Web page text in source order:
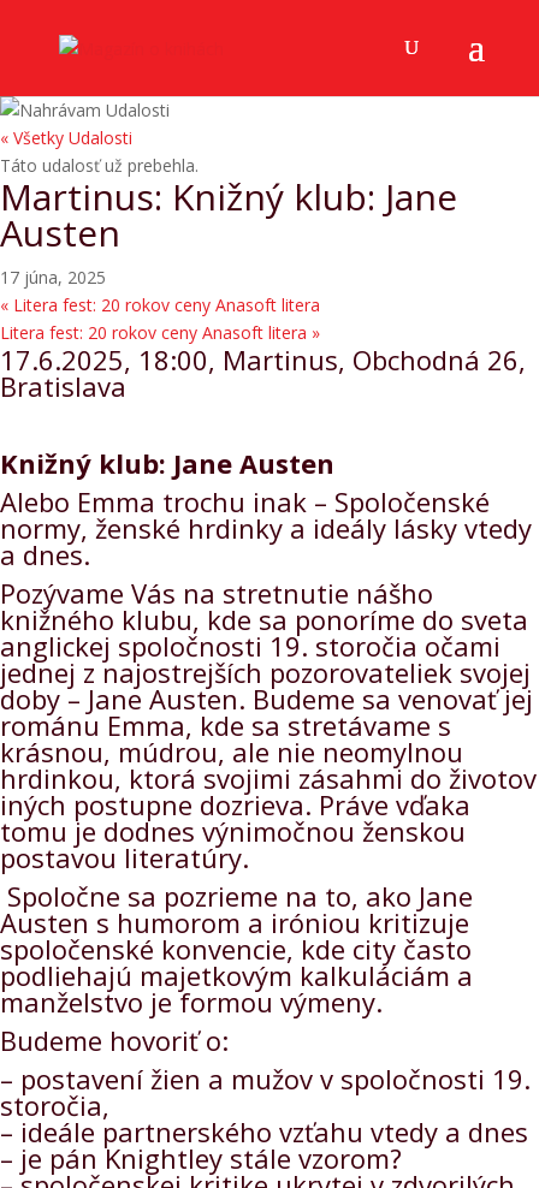
« Všetky Udalosti
Táto udalosť už prebehla.
Martinus: Knižný klub: Jane
Austen
17 júna, 2025
« Litera fest: 20 rokov ceny Anasoft litera
Litera fest: 20 rokov ceny Anasoft litera »
17.6.2025, 18:00, Martinus, Obchodná 26,
Bratislava
Knižný klub: Jane Austen
Alebo Emma trochu inak – Spoločenské
normy, ženské hrdinky a ideály lásky vtedy
a dnes.
Pozývame Vás na stretnutie nášho
knižného klubu, kde sa ponoríme do sveta
anglickej spoločnosti 19. storočia očami
jednej z najostrejších pozorovateliek svojej
doby – Jane Austen. Budeme sa venovať jej
románu Emma, kde sa stretávame s
krásnou, múdrou, ale nie neomylnou
hrdinkou, ktorá svojimi zásahmi do životov
iných postupne dozrieva. Práve vďaka
tomu je dodnes výnimočnou ženskou
postavou literatúry.
Spoločne sa pozrieme na to, ako Jane
Austen s humorom a iróniou kritizuje
spoločenské konvencie, kde city často
podliehajú majetkovým kalkuláciám a
manželstvo je formou výmeny.
Budeme hovoriť o:
– postavení žien a mužov v spoločnosti 19.
storočia,
– ideále partnerského vzťahu vtedy a dnes
– je pán Knightley stále vzorom?